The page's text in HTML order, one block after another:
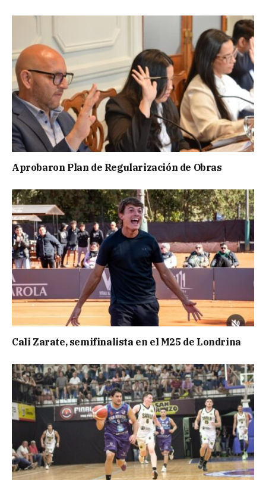
Aprobaron Plan de Regularización de Obras
Cali Zarate, semifinalista en el M25 de Londrina